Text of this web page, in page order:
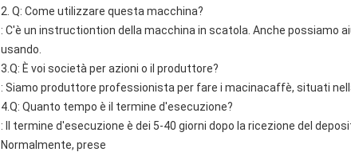
2. Q: Come utilizzare questa macchina?
: C'è un instructiontion della macchina in scatola. Anche possiamo
usando.
3.Q: È voi società per azioni o il produttore?
: Siamo produttore professionista per fare i macinacaffè, situati
4.Q: Quanto tempo è il termine d'esecuzione?
: Il termine d'esecuzione è dei 5-40 giorni dopo la ricezione del
Normalmente, prese